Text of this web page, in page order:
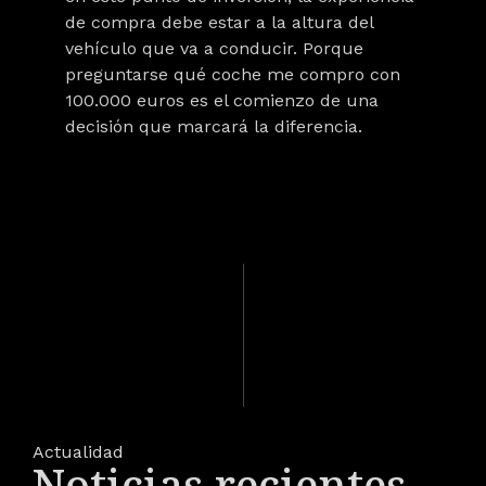
de compra debe estar a la altura del
vehículo que va a conducir. Porque
preguntarse qué coche me compro con
100.000 euros es el comienzo de una
decisión que marcará la diferencia.
Actualidad